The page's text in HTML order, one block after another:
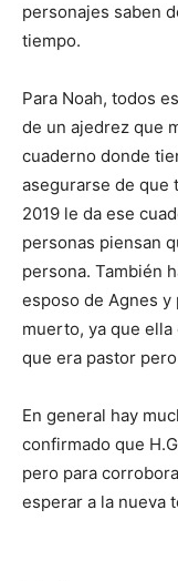
personajes saben
tiempo.
Para Noah, todos
de un ajedrez que
cuaderno donde
asegurarse de que
2019 le da ese
personas piensan
persona. También
esposo de Agnes y
muerto, ya que
que era pastor
En general hay
confirmado que
pero para
esperar a la nueva